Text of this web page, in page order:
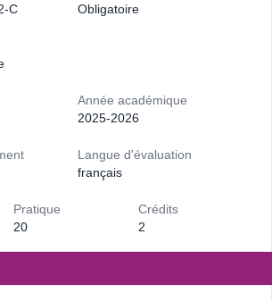
C
Obligatoire
Année académique
2025-2026
Langue d'évaluation
français
Pratique
20
Crédits
2